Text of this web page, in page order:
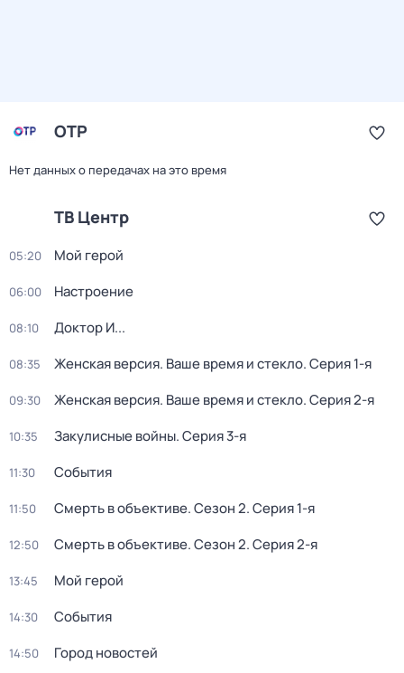
ОТР
Нет данных о передачах на это время
ТВ Центр
05:20 Мой герой
06:00 Настроение
08:10 Доктор И...
08:35 Женская версия. Ваше время и стекло. Серия 1-я
09:30 Женская версия. Ваше время и стекло. Серия 2-я
10:35 Закулисные войны. Серия 3-я
11:30 События
11:50 Смерть в объективе. Сезон 2. Серия 1-я
12:50 Смерть в объективе. Сезон 2. Серия 2-я
13:45 Мой герой
14:30 События
14:50 Город новостей